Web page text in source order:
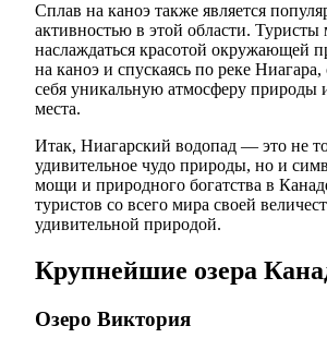
Сплав на каноэ также является
активностью в этой области. Туристы
наслаждаться красотой окружающей
на каноэ и спускаясь по реке
себя уникальную атмосферу природы
места.
Итак, Ниагарский водопад — это не
удивительное чудо природы, но и
мощи и природного богатства в
туристов со всего мира своей
удивительной природой.
Крупнейшие озера
Озеро Виктория